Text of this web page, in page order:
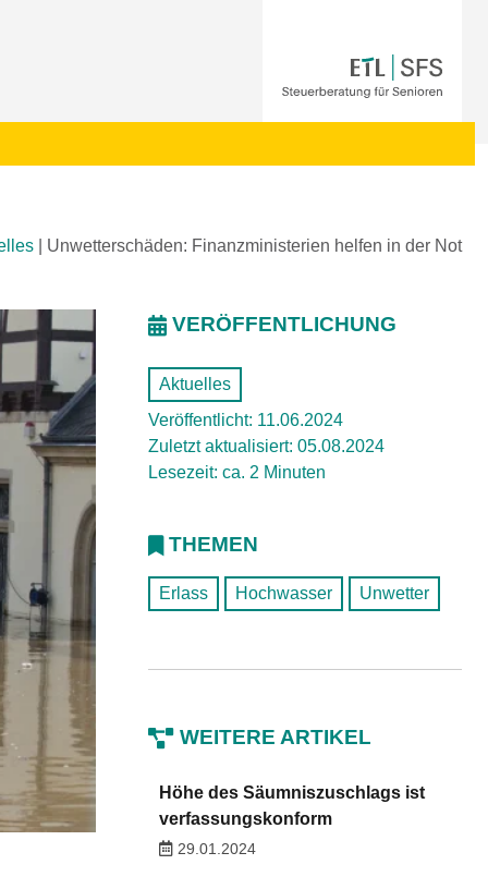
Unwetterschäden: Finanzministerien helfen in der Not
VERÖFFENTLICHUNG
Aktuelles
Veröffentlicht: 11.06.2024
Zuletzt aktualisiert: 05.08.2024
Lesezeit: ca. 2 Minuten
THEMEN
Erlass Hochwasser Unwetter
WEITERE ARTIKEL
Höhe des Säumniszuschlags ist
verfassungskonform
29.01.2024